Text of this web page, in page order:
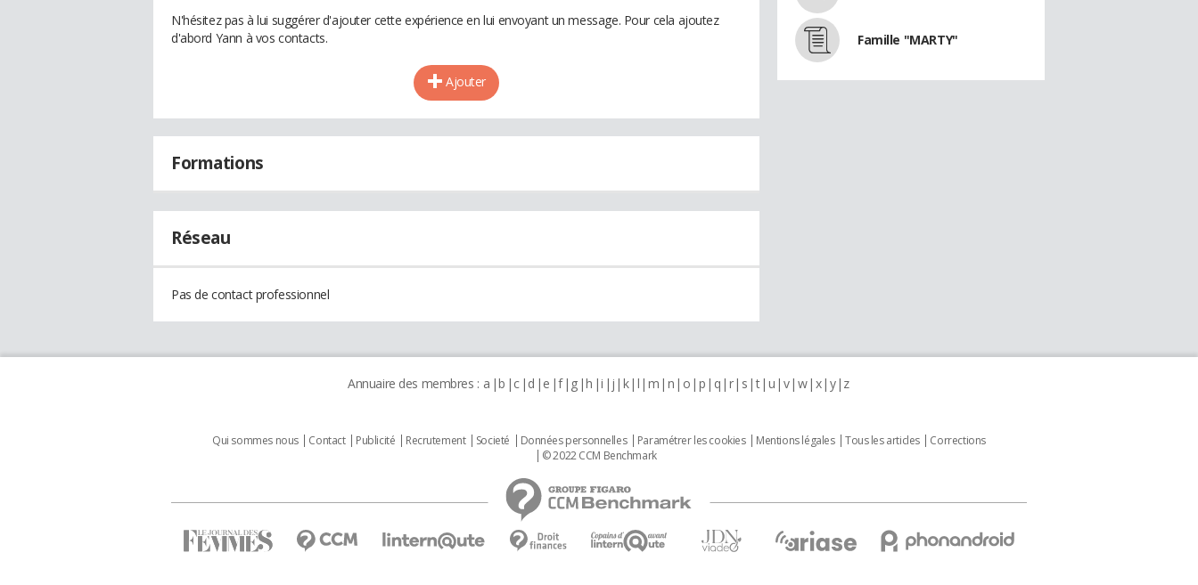
N'hésitez pas à lui suggérer d'ajouter cette expérience en lui envoyant un message. Pour cela ajoutez
d'abord Yann à vos contacts.
Ajouter
Formations
Réseau
Pas de contact professionnel
Famille "MARTY"
Annuaire des membres : a b c d e f g h i j k l m n o p q r s t u v w x y z
Qui sommes nous Contact Publicité Recrutement Societé Données personnelles Paramétrer les cookies Mentions légales Tous les articles
Corrections
© 2022 CCM Benchmark